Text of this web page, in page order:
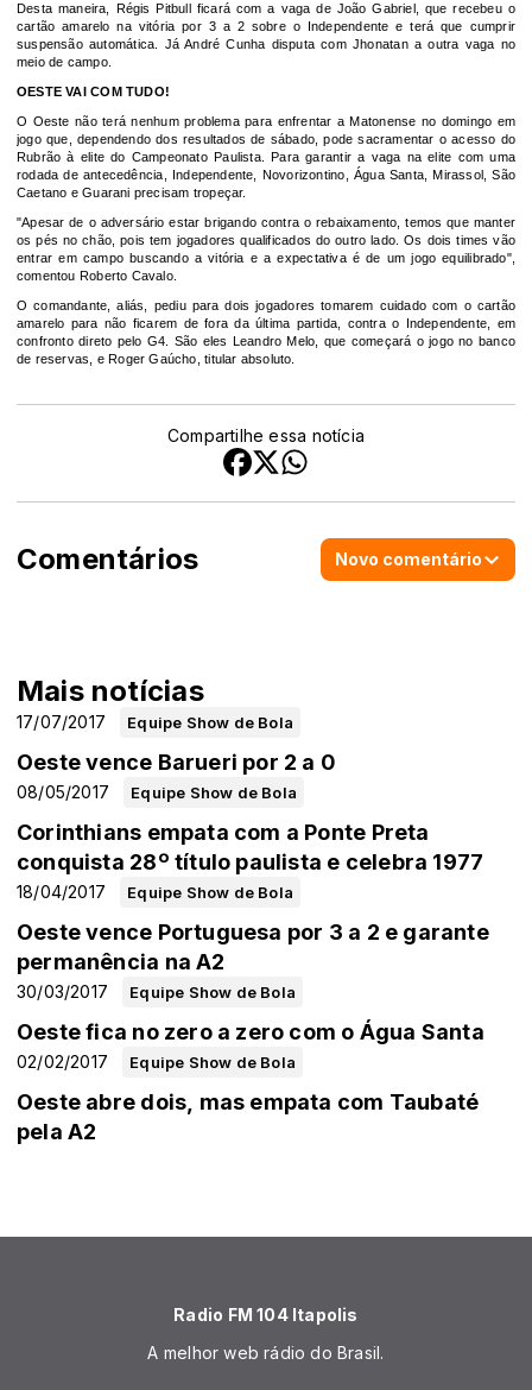
Desta maneira, Régis Pitbull ficará com a vaga de João Gabriel, que recebeu o
cartão amarelo na vitória por 3 a 2 sobre o Independente e terá que cumprir
suspensão automática. Já André Cunha disputa com Jhonatan a outra vaga no
meio de campo.
OESTE VAI COM TUDO!
O Oeste não terá nenhum problema para enfrentar a Matonense no domingo em
jogo que, dependendo dos resultados de sábado, pode sacramentar o acesso do
Rubrão à elite do Campeonato Paulista. Para garantir a vaga na elite com uma
rodada de antecedência, Independente, Novorizontino, Água Santa, Mirassol, São
Caetano e Guarani precisam tropeçar.
"Apesar de o adversário estar brigando contra o rebaixamento, temos que manter
os pés no chão, pois tem jogadores qualificados do outro lado. Os dois times vão
entrar em campo buscando a vitória e a expectativa é de um jogo equilibrado",
comentou Roberto Cavalo.
O comandante, aliás, pediu para dois jogadores tomarem cuidado com o cartão
amarelo para não ficarem de fora da última partida, contra o Independente, em
confronto direto pelo G4. São eles Leandro Melo, que começará o jogo no banco
de reservas, e Roger Gaúcho, titular absoluto.
Compartilhe essa notícia
Comentários Novo comentário
Mais notícias
Equipe Show de Bola
17/07/2017
Oeste vence Barueri por 2 a 0
Equipe Show de Bola
08/05/2017
Corinthians empata com a Ponte Preta
conquista 28º título paulista e celebra 1977
Equipe Show de Bola
18/04/2017
Oeste vence Portuguesa por 3 a 2 e garante
permanência na A2
Equipe Show de Bola
30/03/2017
Oeste fica no zero a zero com o Água Santa
Equipe Show de Bola
02/02/2017
Oeste abre dois, mas empata com Taubaté
pela A2
Radio FM 104 Itapolis
A melhor web rádio do Brasil.